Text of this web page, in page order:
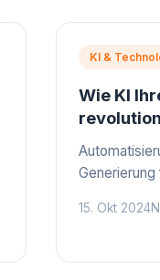
KI &
Wie KI
15. Okt 2024